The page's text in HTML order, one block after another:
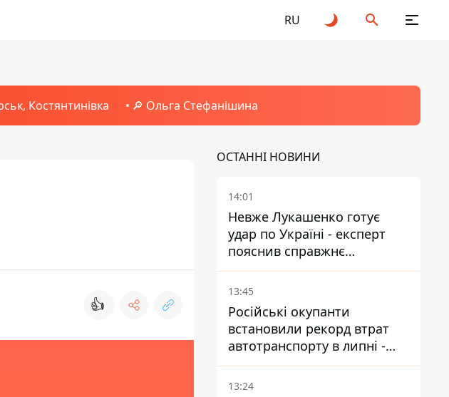
RU
Костянтинівка 🔎 Ольга Стефанішина
👍
ОСТАННІ НОВИНИ
14:01
Невже Лукашенко готує
удар по Україні - експерт
пояснив справжнє
призначення нової
гомельської бригади
13:45
Російські окупанти
встановили рекорд втрат
автотранспорту в липні -
майже 14 тисяч одиниць
13:24